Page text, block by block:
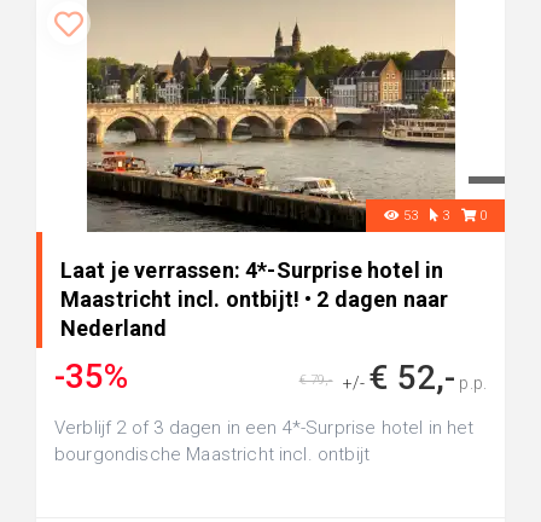
53 3 0
Laat je verrassen: 4*-Surprise hotel in
Maastricht incl. ontbijt! • 2 dagen naar
Nederland
-35% +/- € 52,- p.p.
€ 79,-
Verblijf 2 of 3 dagen in een 4*-Surprise hotel in het
bourgondische Maastricht incl. ontbijt